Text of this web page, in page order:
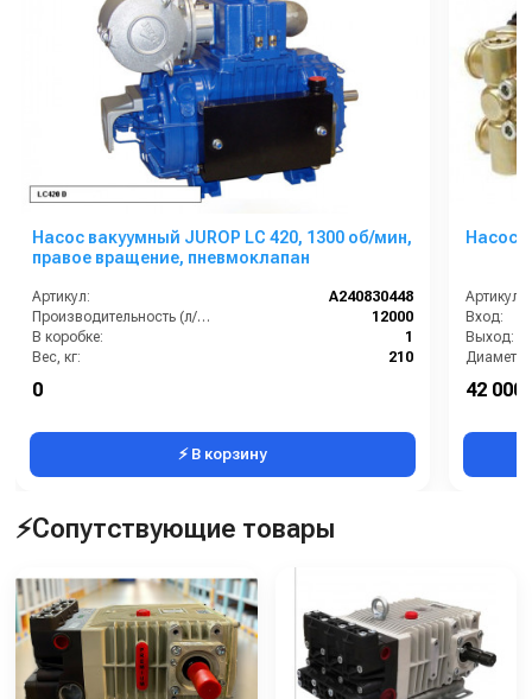
Насос вакуумный JUROP LC 420, 1300 об/мин,
правое вращение, пневмоклапан
Артикул:
A240830448
Производительность (л/мин):
12000
В коробке:
1
Вес, кг:
210
Расход воздуха, м3:
0
⚡ В корзину
Насос
Артикул:
Вход:
Выход:
Диаметр
42 000
⚡Сопутствующие товары